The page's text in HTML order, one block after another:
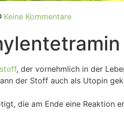
Keine Kommentare
, der vornehmlich in der
der Stoff auch als Utopin
die am Ende eine Reaktion